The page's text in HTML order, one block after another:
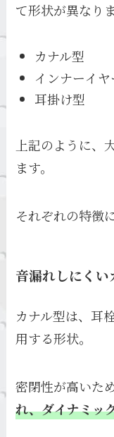
て形状が異なりま
カナル型
インナーイヤ
耳掛け型
上記のように、
ます。
それぞれの特徴
音漏れしにくい
カナル型は、耳
用する形状。
密閉性が高いた
れ、ダイナミッ